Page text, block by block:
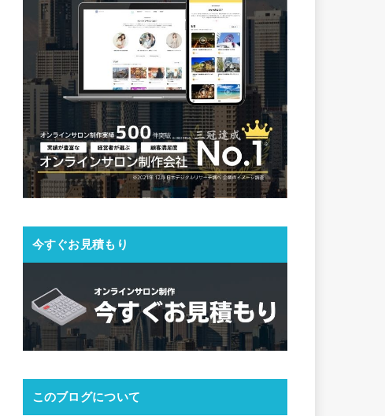
今すぐお見積もり
このブログについて